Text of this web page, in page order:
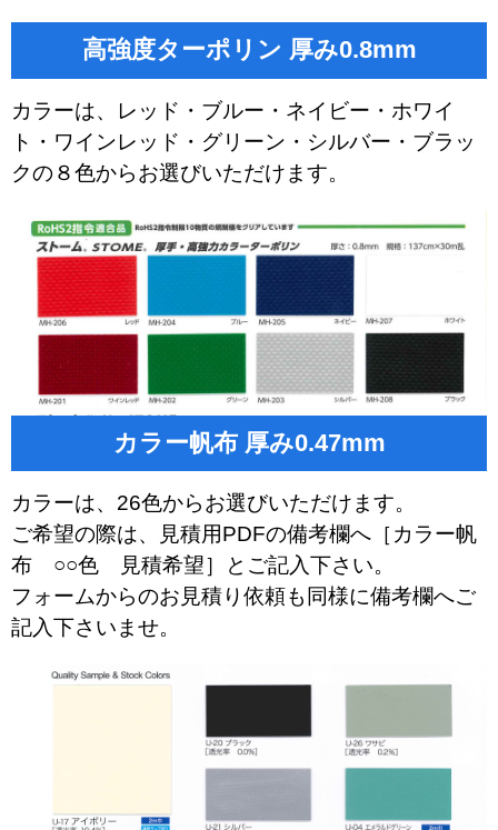
高強度ターポリン 厚み0.8mm
カラーは、レッド・ブルー・ネイビー・ホワイ
ト・ワインレッド・グリーン・シルバー・ブラッ
クの８色からお選びいただけます。
カラー帆布 厚み0.47mm
カラーは、26色からお選びいただけます。
ご希望の際は、見積用PDFの備考欄へ［カラー帆
布 ○○色 見積希望］とご記入下さい。
フォームからのお見積り依頼も同様に備考欄へご
記入下さいませ。